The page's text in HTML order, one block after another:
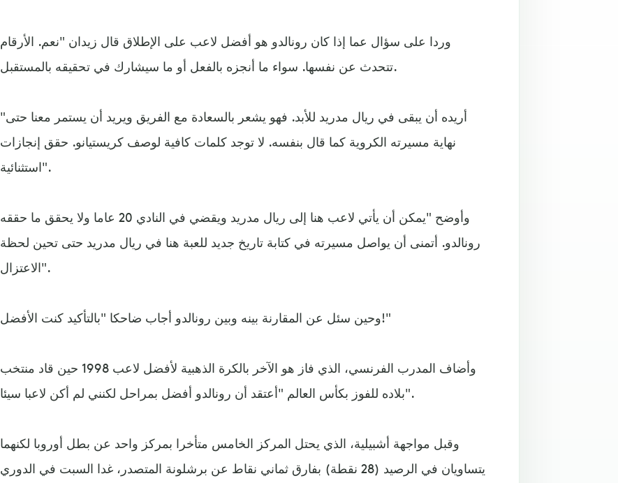
وردا على سؤال عما إذا كان رونالدو هو أفضل لاعب على الإطلاق قال زيدان "نعم. الأرقام
تتحدث عن نفسها. سواء ما أنجزه بالفعل أو ما سيشارك في تحقيقه بالمستقبل.
"أريده أن يبقى في ريال مدريد للأبد. فهو يشعر بالسعادة مع الفريق ويريد أن يستمر معنا حتى
نهاية مسيرته الكروية كما قال بنفسه. لا توجد كلمات كافية لوصف كريستيانو. حقق إنجازات
استثنائية".
وأوضح "يمكن أن يأتي لاعب هنا إلى ريال مدريد ويقضي في النادي 20 عاما ولا يحقق ما حققه
رونالدو. أتمنى أن يواصل مسيرته في كتابة تاريخ جديد للعبة هنا في ريال مدريد حتى تحين لحظة
الاعتزال".
وحين سئل عن المقارنة بينه وبين رونالدو أجاب ضاحكا "بالتأكيد كنت الأفضل!"
وأضاف المدرب الفرنسي، الذي فاز هو الآخر بالكرة الذهبية لأفضل لاعب 1998 حين قاد منتخب
بلاده للفوز بكأس العالم "أعتقد أن رونالدو أفضل بمراحل لكنني لم أكن لاعبا سيئا".
وقبل مواجهة أشبيلية، الذي يحتل المركز الخامس متأخرا بمركز واحد عن بطل أوروبا لكنهما
يتساويان في الرصيد (28 نقطة) بفارق ثماني نقاط عن برشلونة المتصدر، غدا السبت في الدوري